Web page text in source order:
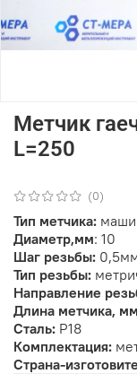
(0)
Метчик
L=250
Тип метчика:
Диаметр,мм: 10
Шаг резьбы:
Тип резьбы:
Направление
Длина метчика,
Сталь: Р18
Комплектация:
Страна-